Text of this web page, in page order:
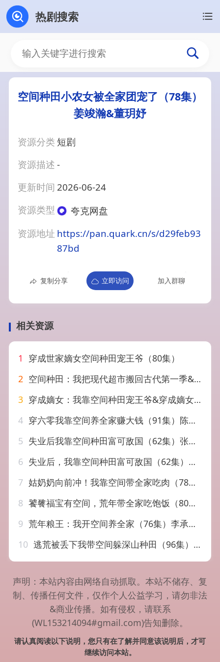
热剧搜索
空间种田小农女被全家团宠了（78集）
姜竣瀚&董玥妤
资源分类 短剧
资源描述-
更新时间 2026-06-24
资源类型
夸克网盘
资源地址 https://pan.quark.cn/s/d29feb93
87bd
复制分享 立即访问 加入群聊
相关资源
1
穿成世家嫡女空间种田宠王爷（80集）
2 空间种田：我把现代超市搬回古代第一季&空间种田我把现代超市搬回古代第一季（66集）AI短剧
3 穿成嫡女：我靠空间种田宠王爷&穿成嫡女我靠空间种田宠王爷（81集）AI短剧
4 穿六零我靠空间养全家赚大钱（91集）陈思思&梁华
5 失业后我靠空间种田富可敌国（62集）张世峰&李苗苗
6 失业后，我靠空间种田富可敌国（62集）张世峰&李苗苗
7 姑奶奶向前冲！我靠空间带全家吃肉（78集）谢依诺&王大卫
8 饕餮福宝有空间，荒年带全家吃饱饭（80集）
9 荒年粮王：我开空间养全家（76集）李承熹＆管怡欣
10 逃荒被丢下我带空间躲深山种田（96集）乔舒婍&贾浩男
声明：本站内容由网络自动抓取。本站不储存、复
制、传播任何文件，仅作个人公益学习，请勿非法
&商业传播。如有侵权，请联系
(WL153214094#gmail.com)告知删除。
请认真阅读以下说明，您只有在了解并同意该说明后，才可
继续访问本站。